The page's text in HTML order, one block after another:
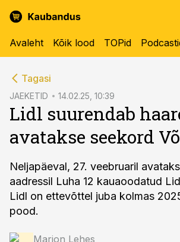
Avaleht Kõik lood TOPid
Tagasi
JAEKETID 14.02.25, 10:39
Lidl suurendab
avatakse seekord
Neljapäeval, 27. veebruaril
aadressil Luha 12 kauaoodatud
Lidl on ettevõttel juba kolmas
pood.
Marion Lehes